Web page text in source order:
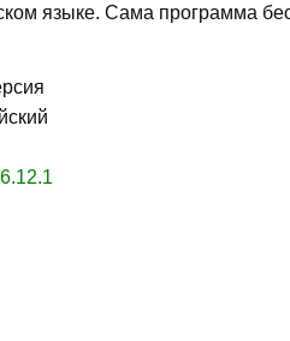
языке. Сама программа